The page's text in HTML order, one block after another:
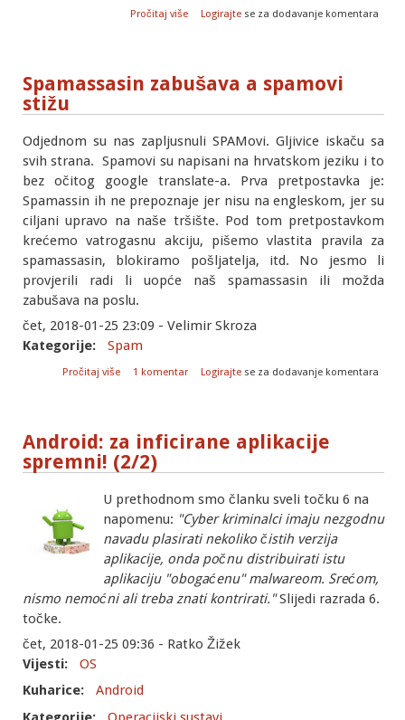
Pročitaj više
o Instalacija nekompatibilnih i
Logirajte se za dodavanje komentara
Spamassasin zabušava a spamovi
stižu
Odjednom su nas zapljusnuli SPAMovi. Gljivice iskaču sa
svih strana. Spamovi su napisani na hrvatskom jeziku i to
bez očitog google translate-a. Prva pretpostavka je:
Spamassin ih ne prepoznaje jer nisu na engleskom, jer su
ciljani upravo na naše tršište. Pod tom pretpostavkom
krećemo vatrogasnu akciju, pišemo vlastita pravila za
spamassasin, blokiramo pošljatelja, itd. No jesmo li
provjerili radi li uopće naš spamassasin ili možda
zabušava na poslu.
čet, 2018-01-25 23:09 - Velimir Skroza
Kategorije:
Spam
Pročitaj više o Spamassasin zabušava a spamovi stižu
1 komentar Logirajte se za dodavanje komentara
Android: za inficirane aplikacije
spremni! (2/2)
U prethodnom smo članku sveli točku 6 na
napomenu: "Cyber kriminalci imaju nezgodnu
navadu plasirati nekoliko čistih verzija
aplikacije, onda počnu distribuirati istu
aplikaciju "obogaćenu" malwareom. Srećom,
nismo nemoćni ali treba znati kontrirati."Slijedi razrada 6.
točke.
čet, 2018-01-25 09:36 - Ratko Žižek
Vijesti:
OS
Kuharice:
Android